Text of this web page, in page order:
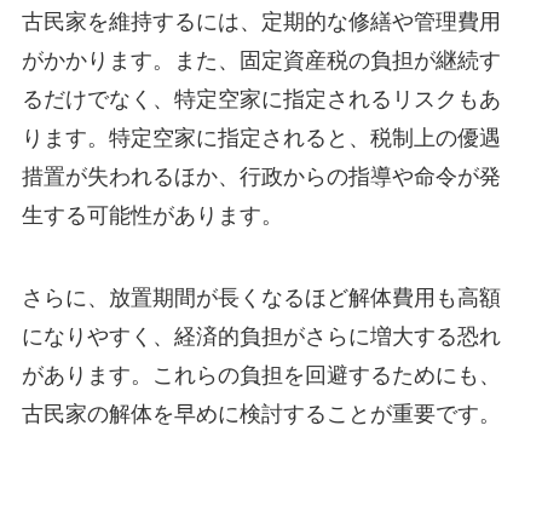
古民家を維持するには、定期的な修繕や管理費用
がかかります。また、固定資産税の負担が継続す
るだけでなく、特定空家に指定されるリスクもあ
ります。特定空家に指定されると、税制上の優遇
措置が失われるほか、行政からの指導や命令が発
生する可能性があります。
さらに、放置期間が長くなるほど解体費用も高額
になりやすく、経済的負担がさらに増大する恐れ
があります。これらの負担を回避するためにも、
古民家の解体を早めに検討することが重要です。